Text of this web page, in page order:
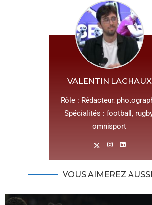
VALENTIN LACHAUX
Rôle : Rédacteur,
Spécialités : football,
omnisport
VOUS AIMEREZ